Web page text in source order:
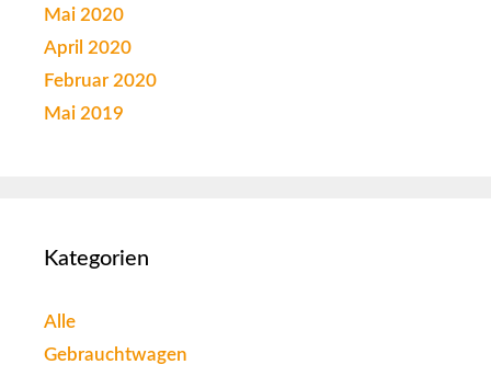
Mai 2020
April 2020
Februar 2020
Mai 2019
Kategorien
Alle
Gebrauchtwagen